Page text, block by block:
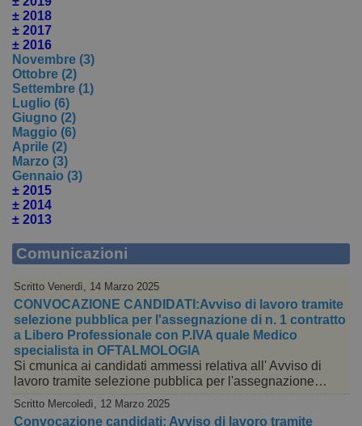
± 2018
± 2017
± 2016
Novembre (3)
Ottobre (2)
Settembre (1)
Luglio (6)
Giugno (2)
Maggio (6)
Aprile (2)
Marzo (3)
Gennaio (3)
± 2015
± 2014
± 2013
Comunicazioni
Scritto Venerdì, 14 Marzo 2025
CONVOCAZIONE CANDIDATI:Avviso di lavoro tramite
selezione pubblica per l'assegnazione di n. 1 contratto
a Libero Professionale con P.IVA quale Medico
specialista in OFTALMOLOGIA
Si cmunica ai candidati ammessi relativa all' Avviso di
lavoro tramite selezione pubblica per l'assegnazione…
Scritto Mercoledì, 12 Marzo 2025
Convocazione candidati: Avviso di lavoro tramite